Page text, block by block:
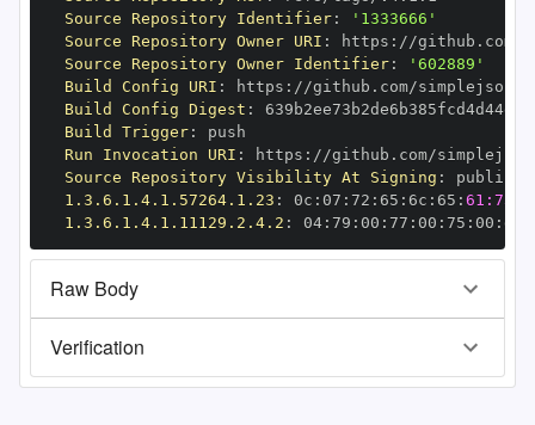
Source Repository Identifier:
'1333666'
Source Repository Owner URI : https :
Source Repository Owner Identifier:
'602889'
Build Config URI : https : //github.com/simplejson/
Build Config Digest :
Build Trigger:
Run Invocation URI : https :
Source Repository Visibility At Signing :
1.3.6.1.4.1.57264.1.23 : 0c : 07 : 72 : 65 : 6c : 65 :
1.3.6.1.4.1.11129.2.4.2 : 04: 79 : 00 : 77 : 00 : 75 : 00 : dd
Raw Body
Verification